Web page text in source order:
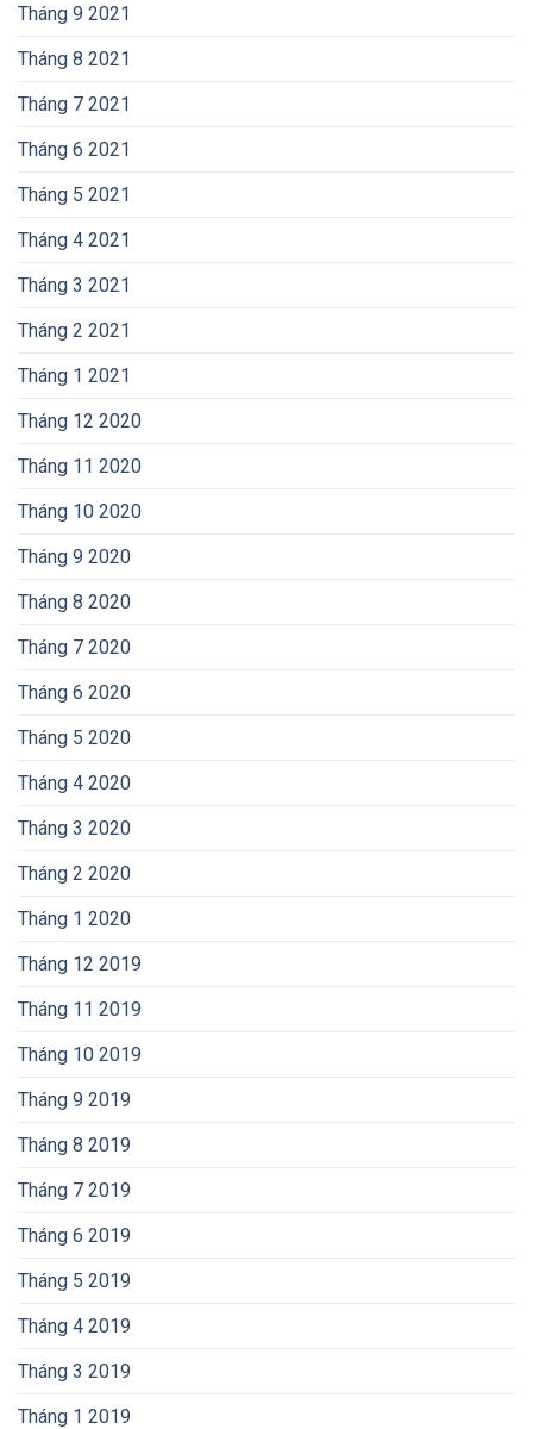
Tháng 9 2021
Tháng 8 2021
Tháng 7 2021
Tháng 6 2021
Tháng 5 2021
Tháng 4 2021
Tháng 3 2021
Tháng 2 2021
Tháng 1 2021
Tháng 12 2020
Tháng 11 2020
Tháng 10 2020
Tháng 9 2020
Tháng 8 2020
Tháng 7 2020
Tháng 6 2020
Tháng 5 2020
Tháng 4 2020
Tháng 3 2020
Tháng 2 2020
Tháng 1 2020
Tháng 12 2019
Tháng 11 2019
Tháng 10 2019
Tháng 9 2019
Tháng 8 2019
Tháng 7 2019
Tháng 6 2019
Tháng 5 2019
Tháng 4 2019
Tháng 3 2019
Tháng 1 2019